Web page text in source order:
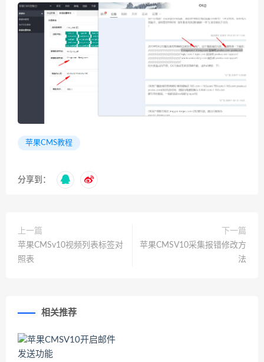
苹果CMS教程
分享到：
上一篇
苹果CMSv10视频列表标签对
照表
下一篇
苹果CMSV10采集报错修改方
法
相关推荐